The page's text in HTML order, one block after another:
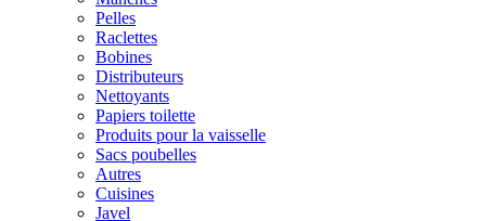
Pelles
Raclettes
Bobines
Distributeurs
Nettoyants
Papiers toilette
Produits pour la vaisselle
Sacs poubelles
Autres
Cuisines
Javel